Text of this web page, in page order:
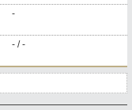
-
- / -